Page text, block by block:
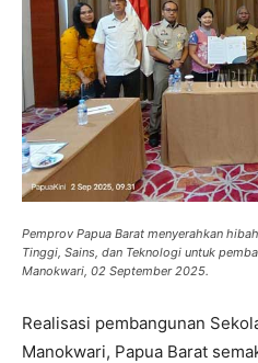
Pemprov Papua Barat menyerahkan
Tinggi, Sains, dan Teknologi untuk
Manokwari, 02 September 2025.
Realisasi pembangunan
Manokwari, Papua Barat